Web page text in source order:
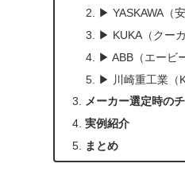
▶ YASKAWA（安
▶ KUKA（クーカ
▶ ABB（エービ
▶ 川崎重工業（
メーカー選定時の
実例紹介
まとめ